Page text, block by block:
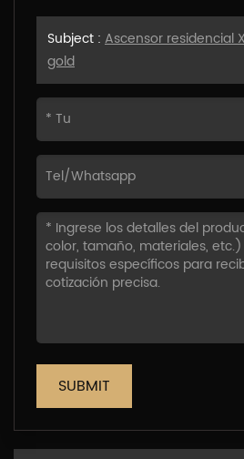
Subject : Ascensor residencial
gold
SUBMIT